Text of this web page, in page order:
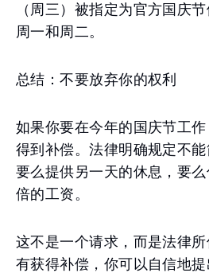
（周三）被指定为官方国庆
周一和周二。
总结：不要放弃你的权利
如果你要在今年的国庆节工
得到补偿。法律明确规定不能
要么提供另一天的休息，要
倍的工资。
这不是一个请求，而是法律
有获得补偿，你可以自信地